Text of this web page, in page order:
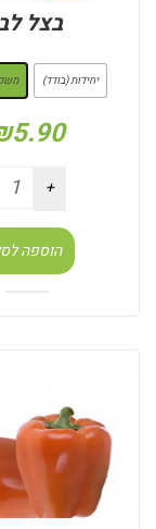
בצל
יחידות (בודד)
5.90
הוספה